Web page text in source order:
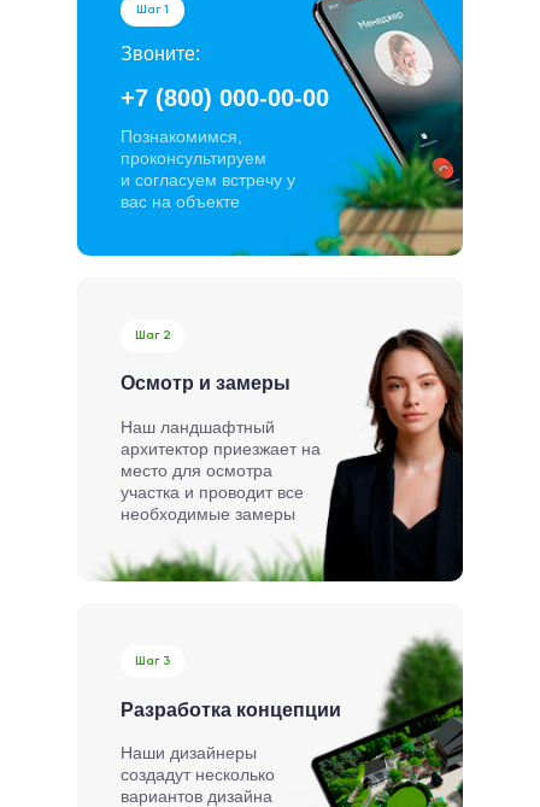
Шаг 1
Звоните:
+7 (800) 000-00-00
Познакомимся,
проконсультируем
и согласуем встречу у
вас на объекте
Шаг 2
Осмотр и замеры
Наш ландшафтный
архитектор приезжает на
место для осмотра
участка и проводит все
необходимые замеры
Шаг 3
Разработка концепции
Наши дизайнеры
создадут несколько
вариантов дизайна